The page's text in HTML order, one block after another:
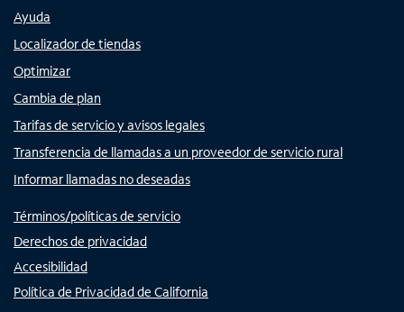
Ayuda
Localizador de tiendas
Optimizar
Cambia de plan
Tarifas de servicio y avisos legales
Transferencia de llamadas a un proveedor de servicio rural
Informar llamadas no deseadas
Términos/políticas de servicio
Derechos de privacidad
Accesibilidad
Política de Privacidad de California